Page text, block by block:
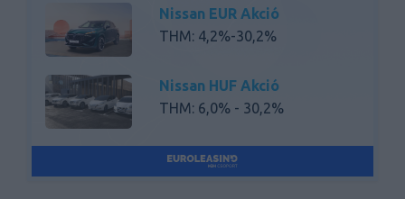
Nissan EUR Akció
THM: 4,2%-30,2%
Nissan HUF Akció
THM: 6,0% - 30,2%